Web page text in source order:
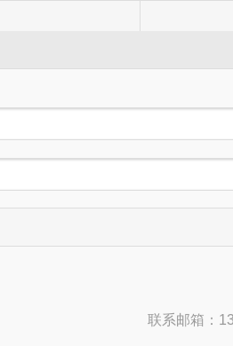
联系邮箱：